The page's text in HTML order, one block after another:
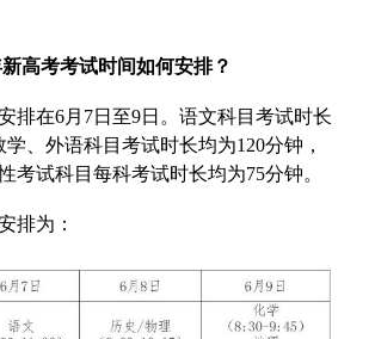
新高考考试时间如何安排？
排在6月7日至9日。语文科目考试时长
学、外语科目考试时长均为120分钟，
考试科目每科考试时长均为75分钟。
排为：